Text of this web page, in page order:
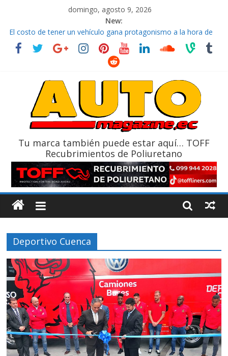
domingo, agosto 9, 2026
New:
La FEDAK recibe 12 Sinotruk Bolden para cubrir las rutas de La
Vuelta
El costo de tener un vehículo gana protagonismo a la hora de
¿Qué puede pasar con tu vehículo si permanece varios días sin
La Vuelta al Ecuador 2026, edición 47ª, recorre 7 provincias en 8
Tu marca también puede estar aquí… TOFF
Recubrimientos de Poliuretano
Deportivo Cuenca